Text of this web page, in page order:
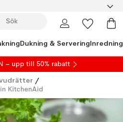
Dukning & ServeringInredning
– upp till 50% rabatt
/
KitchenAid